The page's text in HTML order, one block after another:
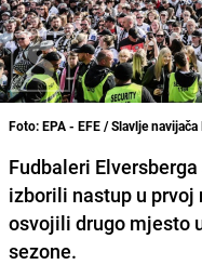
Foto: EPA - EFE / Slavlje
Fudbaleri
izborili nastup u
osvojili drugo mjesto
sezone.